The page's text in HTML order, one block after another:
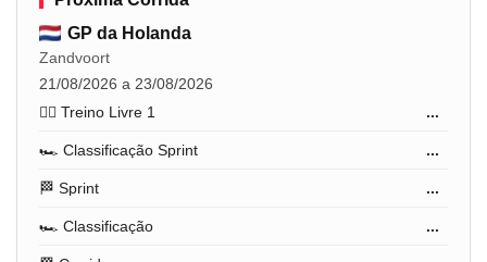
GP da Holanda
Zandvoort
21/08/2026 a 23/08/2026
🏋️‍♂️ Treino Livre 1
...
🏎️ Classificação Sprint ...
🏁 Sprint ...
🏎️ Classificação ...